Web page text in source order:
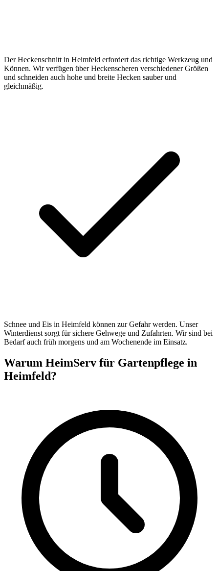
Der Heckenschnitt in Heimfeld erfordert das richtige Werkzeug und
Können. Wir verfügen über Heckenscheren verschiedener Größen
und schneiden auch hohe und breite Hecken sauber und
gleichmäßig.
Schnee und Eis in Heimfeld können zur Gefahr werden. Unser
Winterdienst sorgt für sichere Gehwege und Zufahrten. Wir sind bei
Bedarf auch früh morgens und am Wochenende im Einsatz.
Warum HeimServ für Gartenpflege in
Heimfeld?